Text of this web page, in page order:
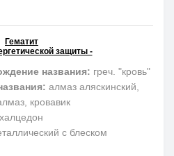
Гематит
защиты -
названия: греч. "кровь"
алмаз аляскинский,
кровавик
халцедон
с блеском